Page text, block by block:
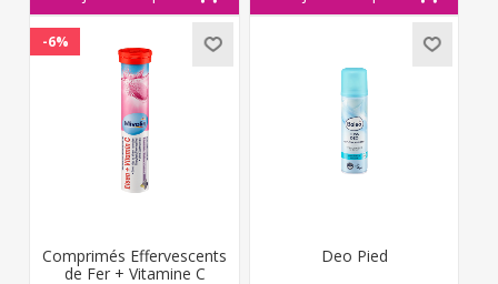
-6%
Comprimés Effervescents
de Fer + Vitamine C
Deo Pied